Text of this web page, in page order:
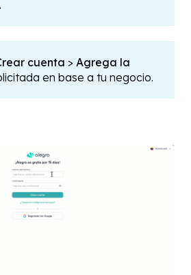
cuenta > Agrega la
en base a tu negocio.